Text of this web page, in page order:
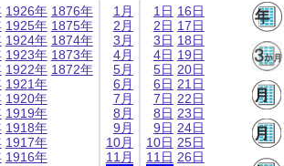
1926年
1925年
1924年
1923年
1922年
1921年
1920年
1919年
1918年
1917年
1916年
1876年
1875年
1874年
1873年
1872年
1月
2月
3月
4月
5月
6月
7月
8月
9月
10月
11月
1日
2日
3日
4日
5日
6日
7日
8日
9日
10日
11日
16日
17日
18日
19日
20日
21日
22日
23日
24日
25日
26日